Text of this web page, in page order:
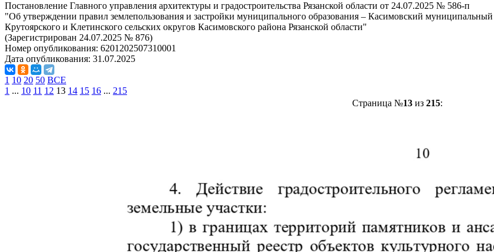
Постановление Главного управления архитектуры и градостроительства Рязанской области от 24.07.2025 № 586-п
"Об утверждении правил землепользования и застройки муниципального образования – Касимовский
Крутоярского и Клетинского сельских округов Касимовского района Рязанской области"
(Зарегистрирован 24.07.2025 № 876)
Номер опубликования: 6201202507310001
Дата опубликования: 31.07.2025
1 10 20 50 ВСЕ
1 ... 10 11 12 13 14 15 16 ... 215
Страница №13из 215: